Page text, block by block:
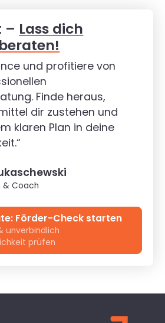
– Lass dich
und profitiere von
Finde heraus,
dir zustehen und
klaren Plan in deine
& Coach
Förder-Check starten
unverbindlich
prüfen